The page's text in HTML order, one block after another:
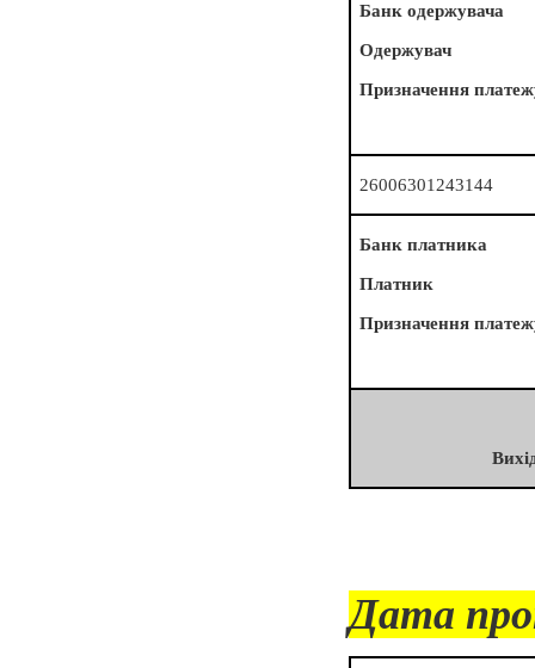
Банк одержувача
Одержувач
Призначення
26006301243144
Банк платника
Платник
Призначення
Дата